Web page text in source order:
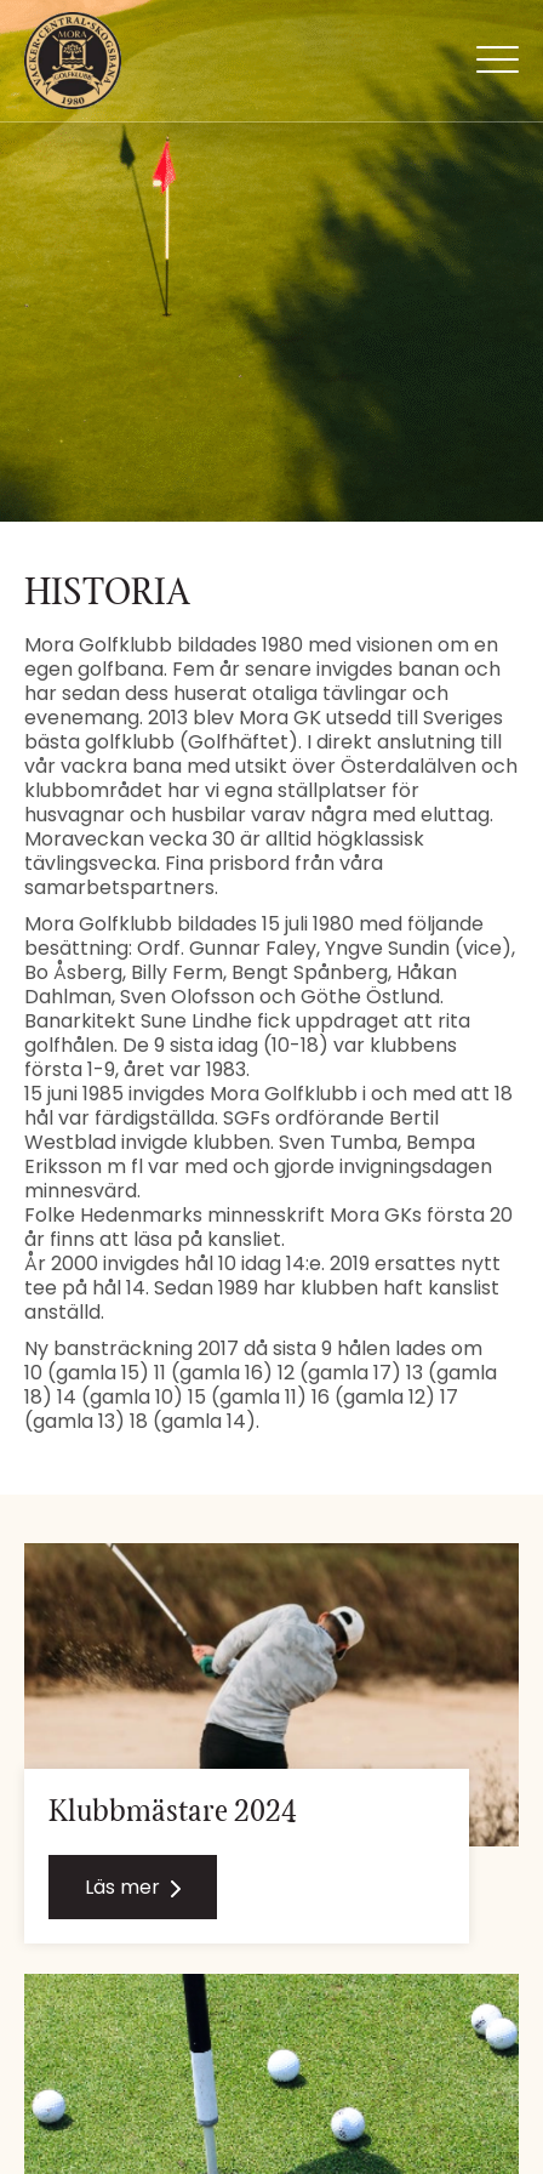
HISTORIA
Mora Golfklubb bildades 1980 med visionen om en
egen golfbana. Fem år senare invigdes banan och
har sedan dess huserat otaliga tävlingar och
evenemang. 2013 blev Mora GK utsedd till Sveriges
bästa golfklubb (Golfhäftet). I direkt anslutning till
vår vackra bana med utsikt över Österdalälven och
klubbområdet har vi egna ställplatser för
husvagnar och husbilar varav några med eluttag.
Moraveckan vecka 30 är alltid högklassisk
tävlingsvecka. Fina prisbord från våra
samarbetspartners.
Mora Golfklubb bildades 15 juli 1980 med följande
besättning: Ordf. Gunnar Faley, Yngve Sundin (vice),
Bo Åsberg, Billy Ferm, Bengt Spånberg, Håkan
Dahlman, Sven Olofsson och Göthe Östlund.
Banarkitekt Sune Lindhe fick uppdraget att rita
golfhålen. De 9 sista idag (10-18) var klubbens
första 1-9, året var 1983.
15 juni 1985 invigdes Mora Golfklubb i och med att 18
hål var färdigställda. SGFs ordförande Bertil
Westblad invigde klubben. Sven Tumba, Bempa
Eriksson m fl var med och gjorde invigningsdagen
minnesvärd.
Folke Hedenmarks minnesskrift Mora GKs första 20
år finns att läsa på kansliet.
År 2000 invigdes hål 10 idag 14:e. 2019 ersattes nytt
tee på hål 14. Sedan 1989 har klubben haft kanslist
anställd.
Ny bansträckning 2017 då sista 9 hålen lades om
10 (gamla 15) 11 (gamla 16) 12 (gamla 17) 13 (gamla
18) 14 (gamla 10) 15 (gamla 11) 16 (gamla 12) 17
(gamla 13) 18 (gamla 14).
Klubbmästare 2024
Läs mer